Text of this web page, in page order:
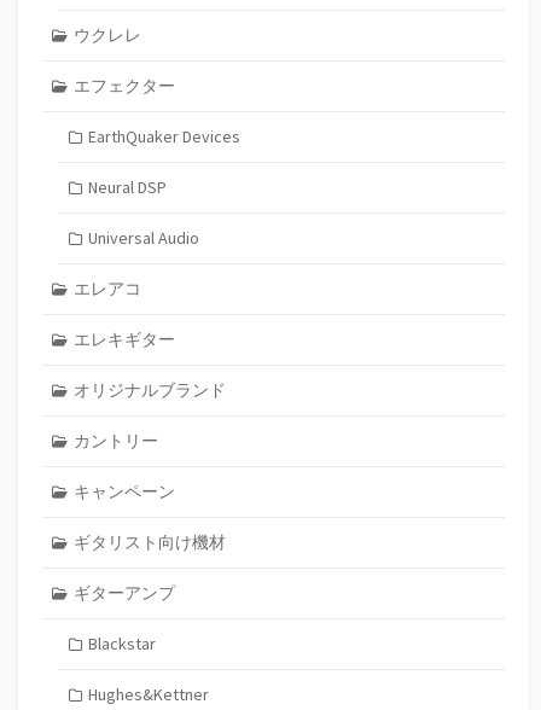
ウクレレ
エフェクター
EarthQuaker Devices
Neural DSP
Universal Audio
エレアコ
エレキギター
オリジナルブランド
カントリー
キャンペーン
ギタリスト向け機材
ギターアンプ
Blackstar
Hughes&Kettner